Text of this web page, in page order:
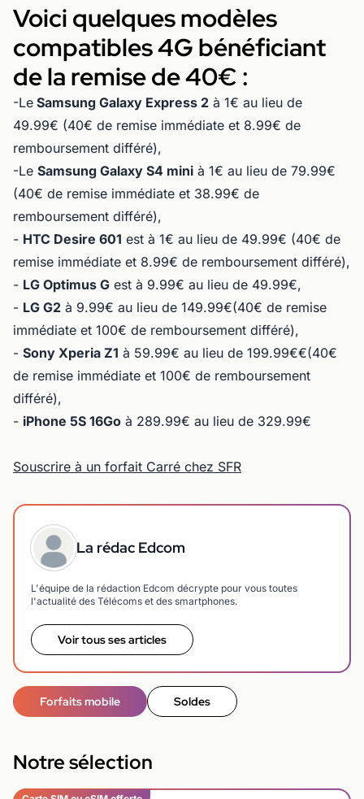
Voici quelques modèles
compatibles 4G bénéficiant
de la remise de 40€ :
-Le Samsung Galaxy Express 2 à 1€ au lieu de
49.99€ (40€ de remise immédiate et 8.99€ de
remboursement différé),
-Le Samsung Galaxy S4 mini à 1€ au lieu de 79.99€
(40€ de remise immédiate et 38.99€ de
remboursement différé),
- HTC Desire 601 est à 1€ au lieu de 49.99€ (40€ de
remise immédiate et 8.99€ de remboursement différé),
- LG Optimus G est à 9.99€ au lieu de 49.99€,
- LG G2 à 9.99€ au lieu de 149.99€(40€ de remise
immédiate et 100€ de remboursement différé),
- Sony Xperia Z1 à 59.99€ au lieu de 199.99€€(40€
de remise immédiate et 100€ de remboursement
différé),
- iPhone 5S 16Go à 289.99€ au lieu de 329.99€
Souscrire à un forfait Carré chez SFR
La rédac Edcom
L'équipe de la rédaction Edcom décrypte pour vous toutes
l'actualité des Télécoms et des smartphones.
Voir tous ses articles
Forfaits mobile Soldes
Notre sélection